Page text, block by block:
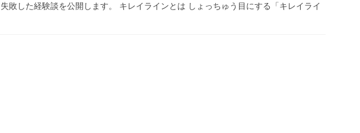
敗した経験談を公開します。 キレイラインとは しょっちゅう目にする「キレイライ